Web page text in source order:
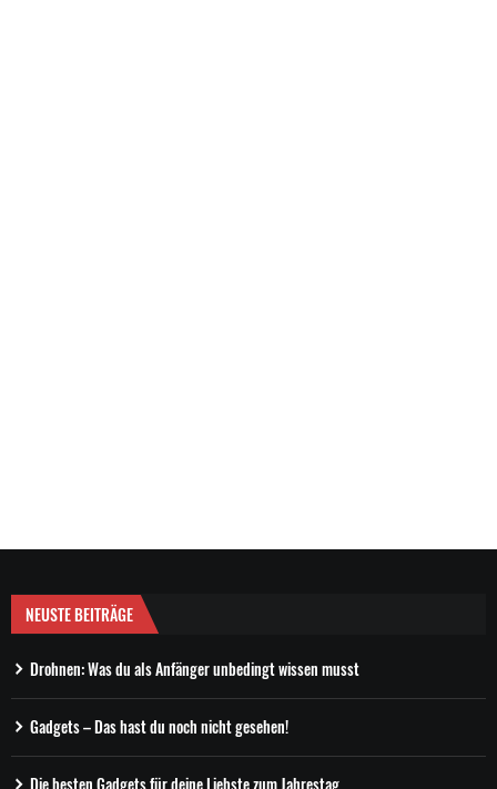
NEUSTE BEITRÄGE
Drohnen: Was du als Anfänger unbedingt wissen musst
Gadgets – Das hast du noch nicht gesehen!
Die besten Gadgets für deine Liebste zum Jahrestag